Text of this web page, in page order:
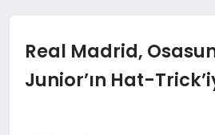
Real Madrid,
Junior’ın Hat-